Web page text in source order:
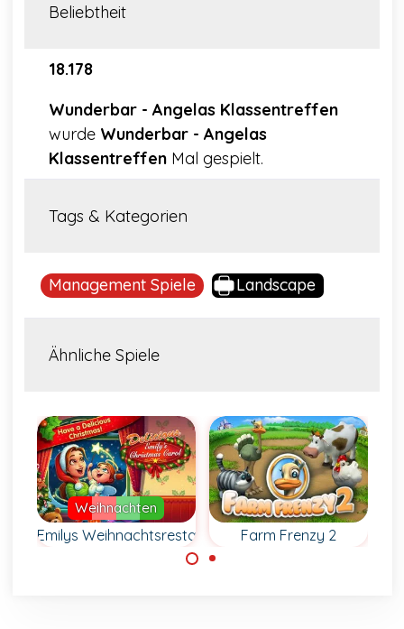
Beliebtheit
18.178
Wunderbar - Angelas Klassentreffen
wurde Wunderbar - Angelas
Klassentreffen Mal gespielt.
Tags & Kategorien
Management Spiele Landscape
Ähnliche Spiele
Emilys Weihnachtsrestaurant
Weihnachten
Farm Frenzy 2